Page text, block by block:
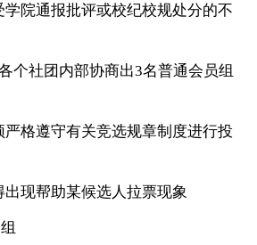
院通报批评或校纪校规处分的不
个社团内部协商出3名普通会员组
格遵守有关竞选规章制度进行投
现帮助某候选人拉票现象